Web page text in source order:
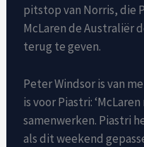
pitstop van Norris, die
McLaren de Australiër
terug te geven.
Peter Windsor is van
is voor Piastri:
samenwerken. Piastri
als dit weekend